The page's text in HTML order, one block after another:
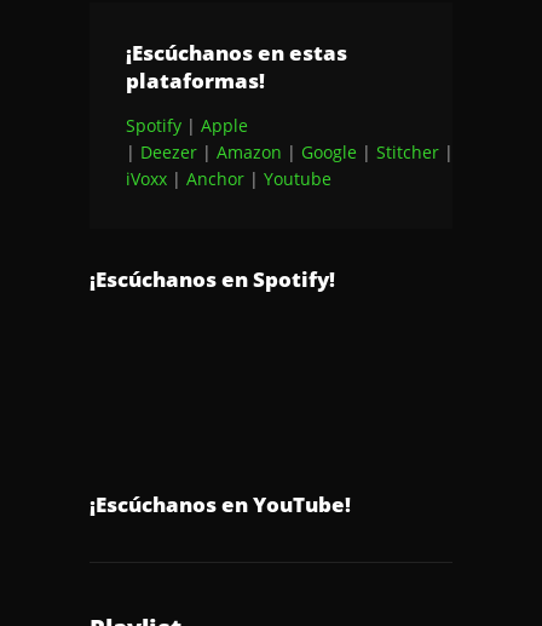
¡Escúchanos en estas
plataformas!
Spotify | Apple
| Deezer | Amazon | Google | Stitcher |
iVoxx | Anchor | Youtube
¡Escúchanos en Spotify!
¡Escúchanos en YouTube!